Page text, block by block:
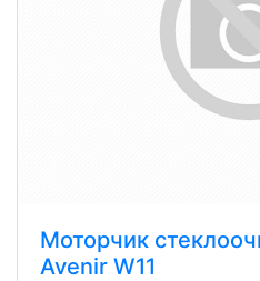
Моторчик
Avenir W11